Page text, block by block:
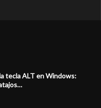
tecla ALT en Windows: